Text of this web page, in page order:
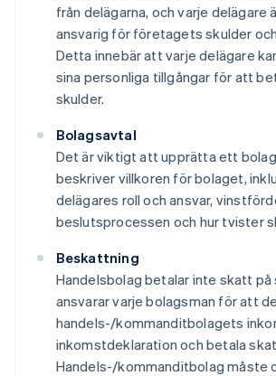
från delägarna, och varje delägare
ansvarig för företagets skulder
Detta innebär att varje delägare
sina personliga tillgångar för att
skulder.
Bolagsavtal
Det är viktigt att upprätta ett
beskriver villkoren för bolaget,
delägares roll och ansvar,
beslutsprocessen och hur tvister
Beskattning
Handelsbolag betalar inte skatt på
ansvarar varje bolagsman för att
handels-/kommanditbolagets
inkomstdeklaration och betala
Handels-/kommanditbolag måste